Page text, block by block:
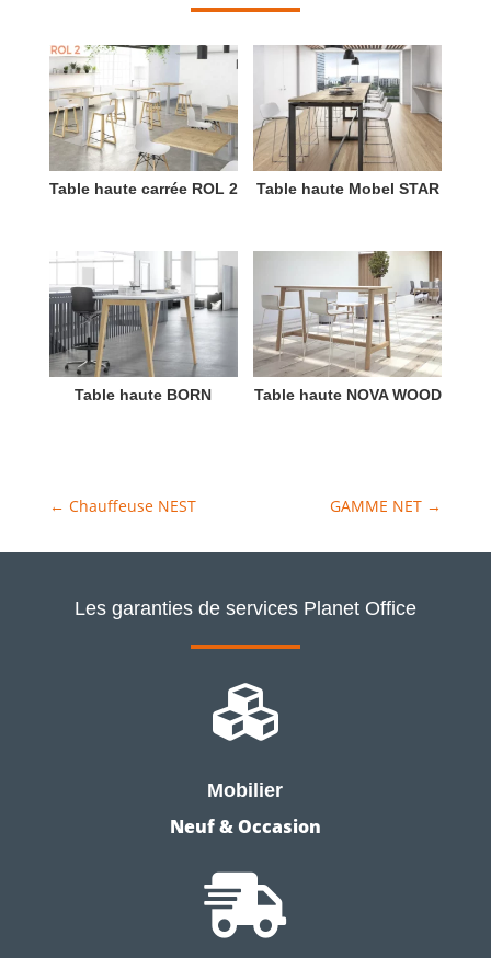
Table haute carrée ROL 2 Table haute Mobel STAR
Table haute BORN Table haute NOVA WOOD
← Chauffeuse NEST GAMME NET →
Les garanties de services Planet Office

Mobilier
Neuf & Occasion
